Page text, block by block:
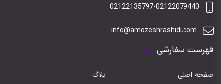
02122135797-02122079440
info@amozeshrashidi.com
فهرست سفارشی
صفحه اصلی بلاگ